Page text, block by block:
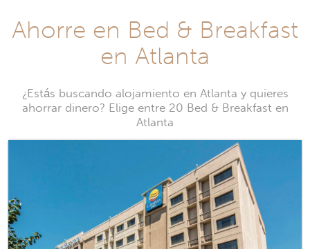
Ahorre en Bed & Breakfast
en Atlanta
¿Estás buscando alojamiento en Atlanta y quieres
ahorrar dinero? Elige entre 20 Bed & Breakfast en
Atlanta